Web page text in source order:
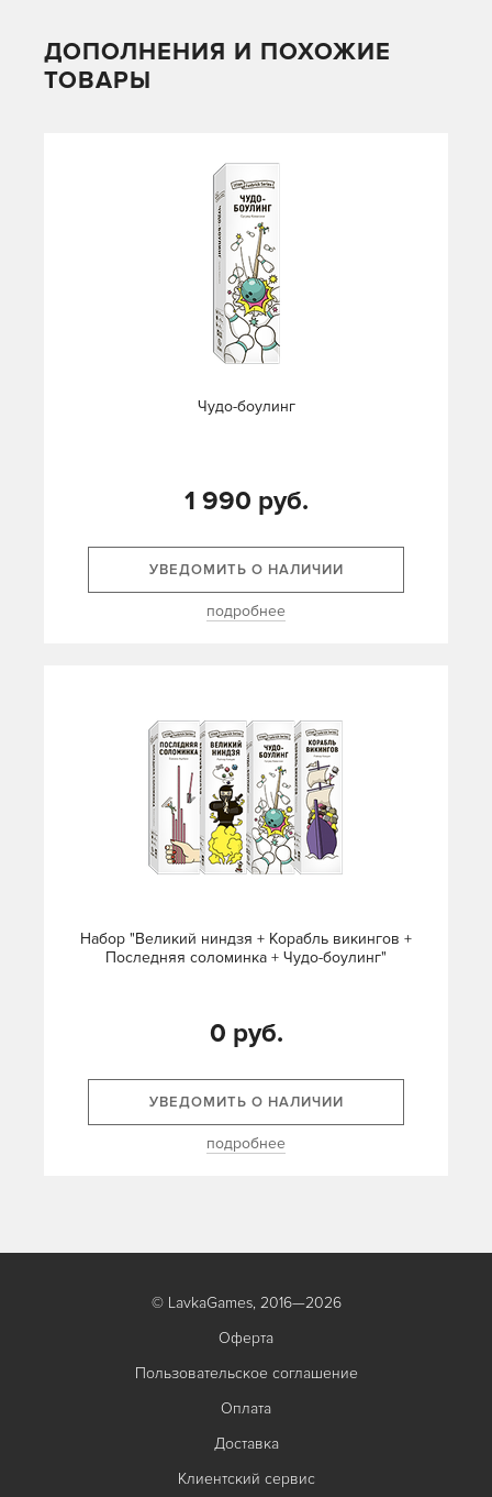
ДОПОЛНЕНИЯ И ПОХОЖИЕ
ТОВАРЫ
Чудо-боулинг
1 990 руб.
УВЕДОМИТЬ О НАЛИЧИИ
подробнее
Набор "Великий ниндзя + Корабль викингов +
Последняя соломинка + Чудо-боулинг"
0 руб.
УВЕДОМИТЬ О НАЛИЧИИ
подробнее
© LavkaGames, 2016—2026
Оферта
Пользовательское соглашение
Оплата
Доставка
Клиентский сервис